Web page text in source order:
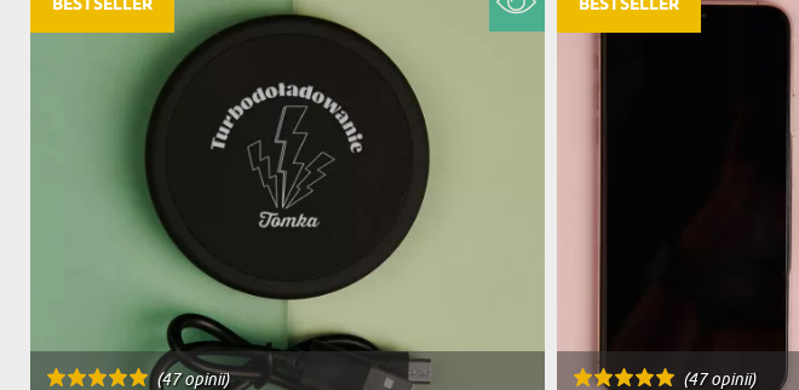
TEŚCIÓW PRODUKTY SPOŻYWCZE
(47 opinii)
BESTSELLER
(47 opinii)
BESTSELLER